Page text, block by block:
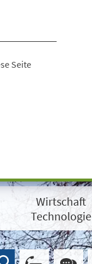
Seite
Wirtschaft
Technologie